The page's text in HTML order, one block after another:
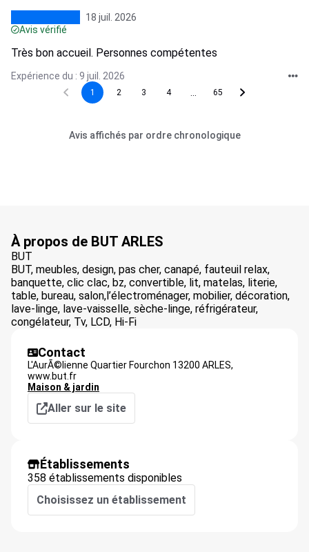
18 juil. 2026
Avis vérifié
Très bon accueil. Personnes compétentes
Expérience du : 9 juil. 2026
1 2 3 4 65
Avis affichés par ordre chronologique
À propos de BUT ARLES
BUT
BUT, meubles, design, pas cher, canapé, fauteuil relax,
banquette, clic clac, bz, convertible, lit, matelas, literie,
table, bureau, salon,l’électroménager, mobilier, décoration,
lave-linge, lave-vaisselle, sèche-linge, réfrigérateur,
congélateur, Tv, LCD, Hi-Fi
Contact
L'AurÃ©lienne Quartier Fourchon 13200 ARLES,
www.but.fr
Maison & jardin
Aller sur le site
Établissements
358 établissements disponibles
Choisissez un établissement